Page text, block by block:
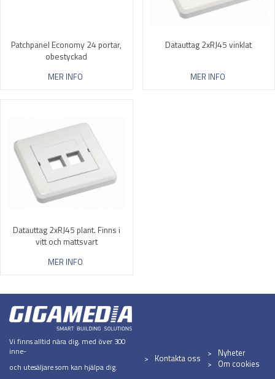
Patchpanel Economy 24 portar,
obestyckad
MER INFO
Datauttag 2xRJ45 vinklat
MER INFO
Datauttag 2xRJ45 plant. Finns i
vitt och mattsvart
MER INFO
Vi finns alltid nära dig, med över 300
inne-
och utesäljare som kan hjälpa dig.
Kontakta oss
Nyheter
Om cookies